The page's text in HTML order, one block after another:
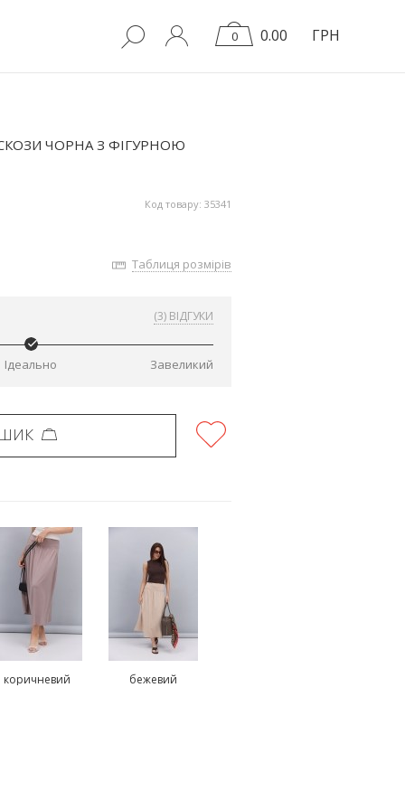
0 0.00 ГРН
ЧОРНА З ФІГУРНОЮ
Код товару: 35341
Таблиця розмірів
(3) ВІДГУКИ
Ідеально Завеликий
коричневий бежевий